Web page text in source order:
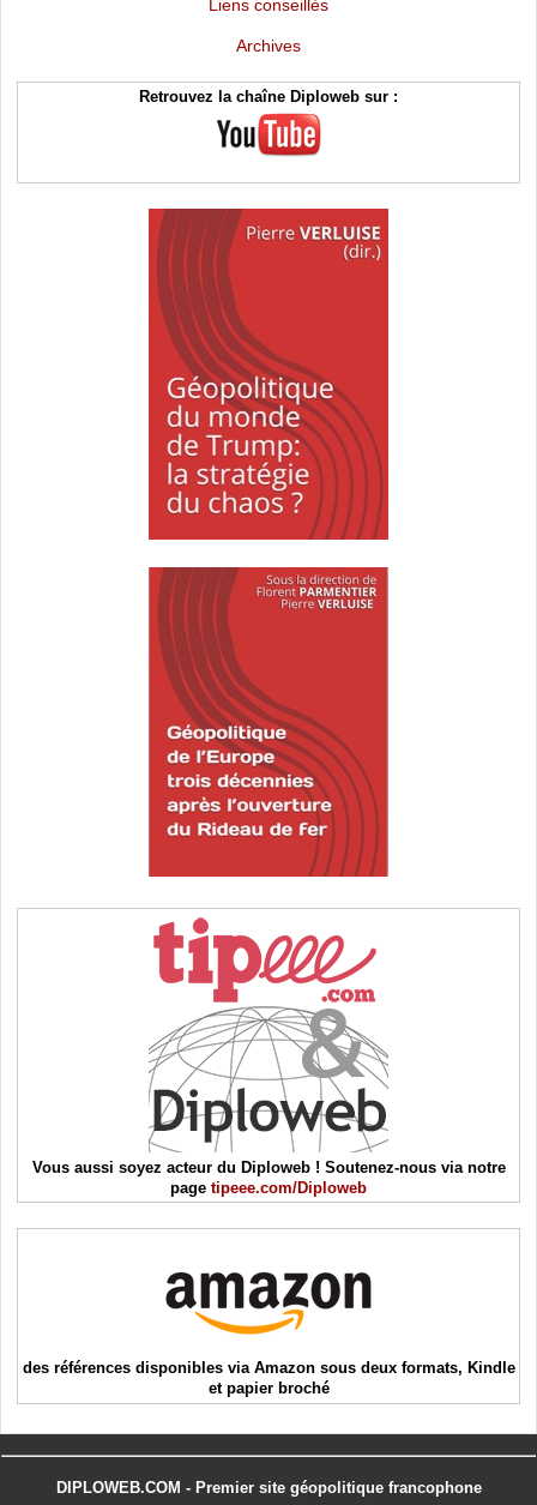
Liens conseillés
Archives
Retrouvez la chaîne Diploweb sur :
Vous aussi soyez acteur du Diploweb ! Soutenez-nous via notre
page tipeee.com/Diploweb
des références disponibles via Amazon sous deux formats, Kindle
et papier broché
DIPLOWEB.COM - Premier site géopolitique francophone